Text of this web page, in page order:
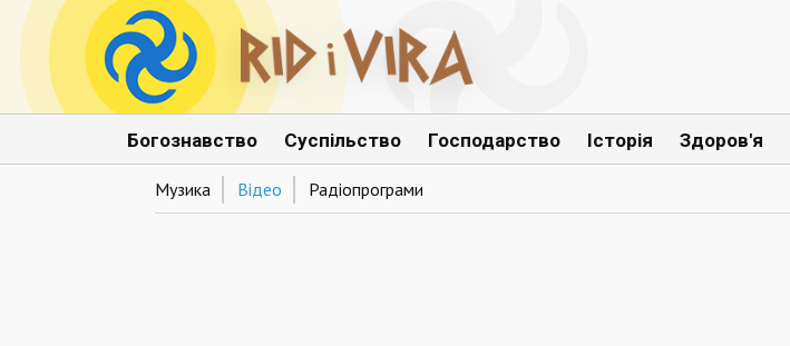
Богознавство Суспільство Господарство Історія Здоров'я
Музика Відео Радіопрограми